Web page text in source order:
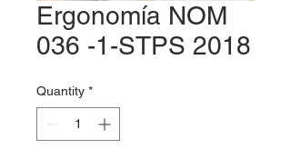
Ergonomía NOM
036 -1-STPS 2018
Quantity *